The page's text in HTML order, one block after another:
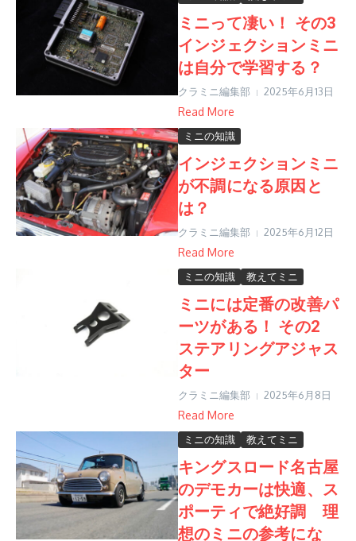
ミニって凄い！ その3
インジェクションミニ
は自分で学習する？
クラミニ編集部 2025年6月13日
Read More
ミニの知識
インジェクションミニ
が不調になる原因と
は？
クラミニ編集部 2025年6月12日
Read More
ミニの知識 教えてミニ
ミニには定番の改善パ
ーツがある！ その2
ステアリングアジャス
ター
クラミニ編集部 2025年6月8日
Read More
ミニの知識 教えてミニ
キングスロード名古屋
のデモカーは快適、ス
ポーティで絶好調 理
想のミニの参考にな